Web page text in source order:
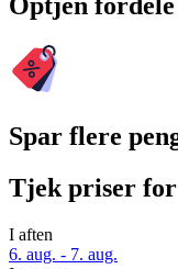
Optjen
Spar flere
Tjek priser for
I aften
6. aug. - 7. aug.